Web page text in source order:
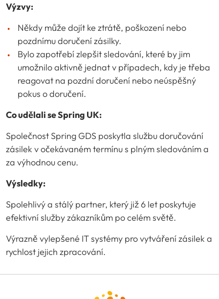
Výzvy:
Někdy může dojít ke ztrátě, poškození nebo
pozdnímu doručení zásilky.
Bylo zapotřebí zlepšit sledování, které by jim
umožnilo aktivně jednat v případech, kdy je třeba
reagovat na pozdní doručení nebo neúspěšný
pokus o doručení.
Co udělali se Spring UK:
Společnost Spring GDS poskytla službu doručování
zásilek v očekávaném termínu s plným sledováním a
za výhodnou cenu.
Výsledky:
Spolehlivý a stálý partner, který již 6 let poskytuje
efektivní služby zákazníkům po celém světě.
Výrazně vylepšené IT systémy pro vytváření zásilek a
rychlost jejich zpracování.